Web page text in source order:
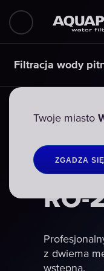
Twoje miasto
ZGADZA SIĘ
Filtracja wody
RO-
z dwiema
wstępną.
RO-
z dwiema
wstępną.
RO-
z dwiema
wstępną.